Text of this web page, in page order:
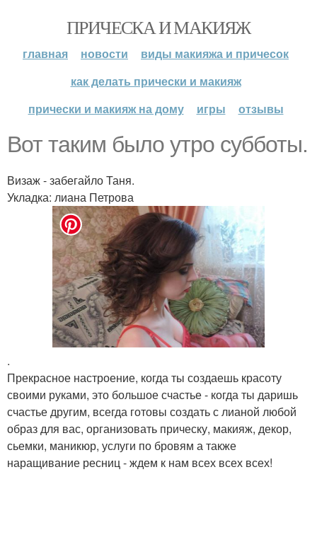
ПРИЧЕСКА И МАКИЯЖ
главная новости
виды макияжа и причесок
как делать прически и макияж
прически и макияж на дому
игры отзывы
Вот таким было утро субботы.
Визаж - забегайло Таня.
Укладка: лиана Петрова
.
Прекрасное настроение, когда ты создаешь красоту
своими руками, это большое счастье - когда ты даришь
счастье другим, всегда готовы создать с лианой любой
образ для вас, организовать прическу, макияж, декор,
сьемки, маникюр, услуги по бровям а также
наращивание ресниц - ждем к нам всех всех всех!